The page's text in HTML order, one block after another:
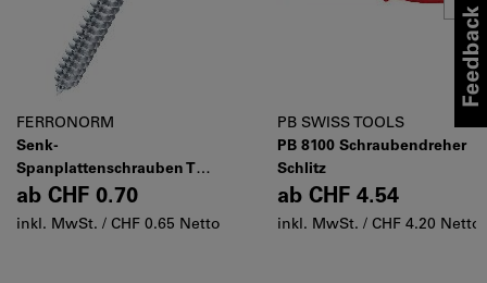
FERRONORM
Senk-
Spanplattenschrauben T
Stahl verzinkt blau
ab CHF 0.70
inkl. MwSt. / CHF 0.65 Netto
PB SWISS TOOLS
PB 8100 Schraubendreher
Schlitz
ab CHF 4.54
inkl. MwSt. / CHF 4.20 Netto